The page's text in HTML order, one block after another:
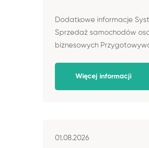
Dodatkowe informacje
Sprzedaż samochodów
biznesowych
Więcej informacji
01.08.2026